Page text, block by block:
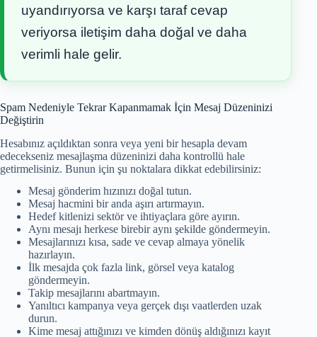
uyandırıyorsa ve karşı taraf cevap
veriyorsa iletişim daha doğal ve daha
verimli hale gelir.
Spam Nedeniyle Tekrar Kapanmamak İçin Mesaj Düzeninizi
Değiştirin
Hesabınız açıldıktan sonra veya yeni bir hesapla devam
edecekseniz mesajlaşma düzeninizi daha kontrollü hale
getirmelisiniz. Bunun için şu noktalara dikkat edebilirsiniz:
Mesaj gönderim hızınızı doğal tutun.
Mesaj hacmini bir anda aşırı artırmayın.
Hedef kitlenizi sektör ve ihtiyaçlara göre ayırın.
Aynı mesajı herkese birebir aynı şekilde göndermeyin.
Mesajlarınızı kısa, sade ve cevap almaya yönelik
hazırlayın.
İlk mesajda çok fazla link, görsel veya katalog
göndermeyin.
Takip mesajlarını abartmayın.
Yanıltıcı kampanya veya gerçek dışı vaatlerden uzak
durun.
Kime mesaj attığınızı ve kimden dönüş aldığınızı kayıt